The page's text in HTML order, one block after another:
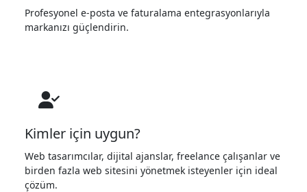
Profesyonel e-posta ve faturalama entegrasyonlarıyla
markanızı güçlendirin.
Kimler için uygun?
Web tasarımcılar, dijital ajanslar, freelance çalışanlar ve
birden fazla web sitesini yönetmek isteyenler için ideal
çözüm.